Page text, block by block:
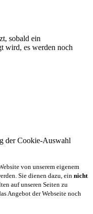
sobald ein
wird, es werden noch
der Cookie-Auswahl
von unserem eigenem
Sie dienen dazu, ein nicht
auf unseren Seiten zu
Angebot der Webseite noch